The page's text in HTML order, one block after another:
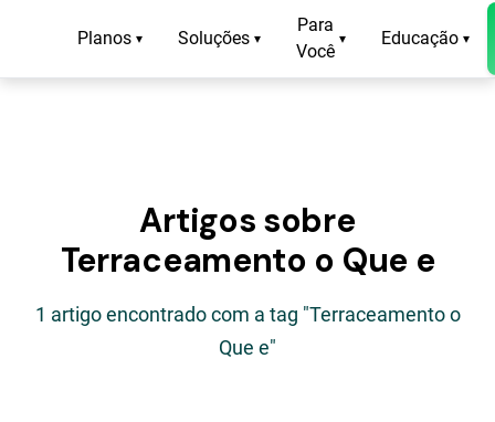
Planos ▾ Soluções ▾
Para
Você
▾ Educação ▾
Artigos sobre
Terraceamento o Que e
1 artigo encontrado com a tag "Terraceamento o
Que e"